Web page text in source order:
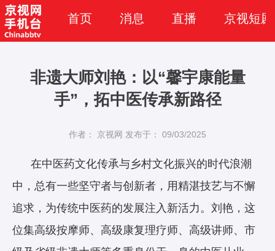
首页 消息 直播 京视短剧
非遗大师刘艳：以“馨宇康能量
手”，拓中医传承新路径
作者： 京视网 发布于： 09/03/2025
在中医药文化传承与乡村文化振兴的时代浪潮
中，总有一些坚守者与创新者，用精湛技艺与不懈
追求，为传统中医药的发展注入新活力。刘艳，这
位集高级按摩师、高级康复理疗师、高级讲师、市